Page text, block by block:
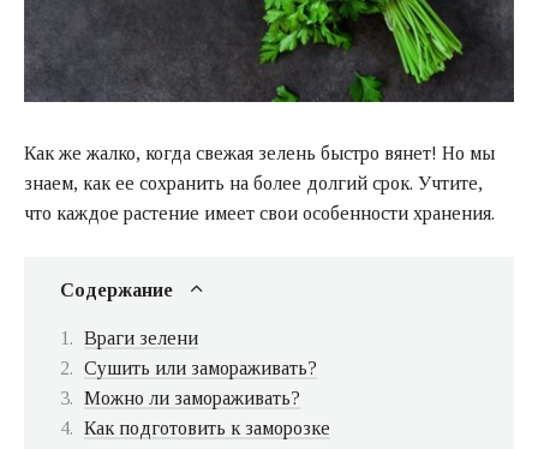
Как же жалко, когда свежая зелень быстро вянет! Но мы
знаем, как ее сохранить на более долгий срок. Учтите,
что каждое растение имеет свои особенности хранения.
Содержание
Враги зелени
Сушить или замораживать?
Можно ли замораживать?
Как подготовить к заморозке